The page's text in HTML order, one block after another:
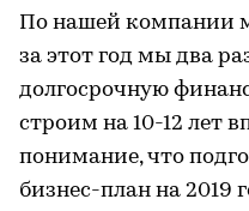
По нашей компании
за этот год мы два
долгосрочную
строим на 10-12 лет
понимание, что
бизнес-план на 2019